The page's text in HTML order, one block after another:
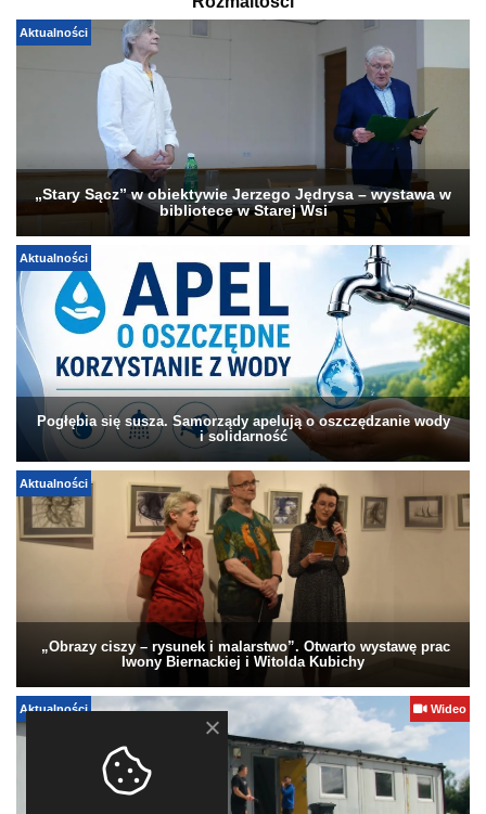
Rozmaitości
Aktualności
„Stary Sącz” w obiektywie Jerzego Jędrysa – wystawa w
bibliotece w Starej Wsi
Aktualności
Pogłębia się susza. Samorządy apelują o oszczędzanie wody
i solidarność
Aktualności
„Obrazy ciszy – rysunek i malarstwo”. Otwarto wystawę prac
Iwony Biernackiej i Witolda Kubichy
Aktualności Wideo